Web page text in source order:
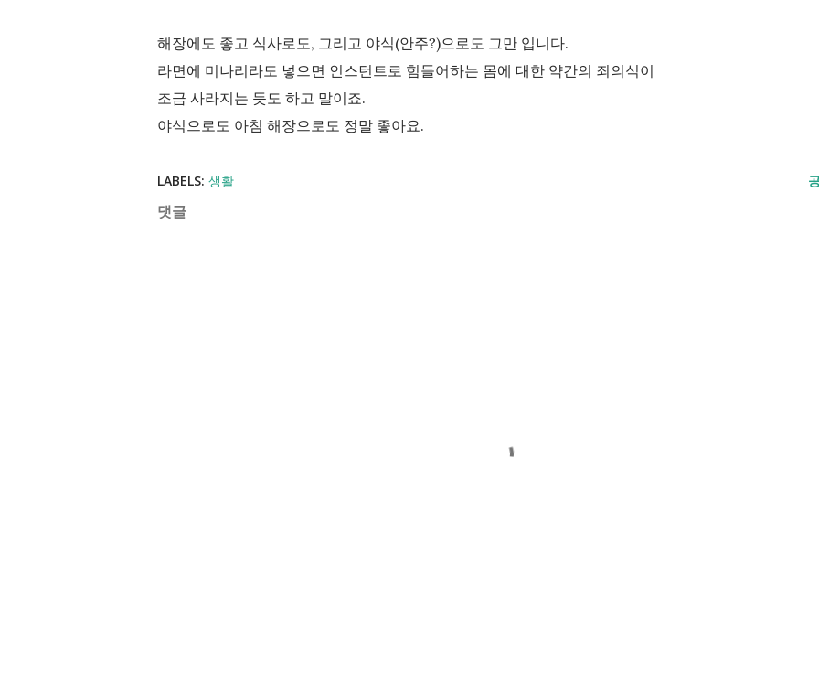
해장에도 좋고 식사로도, 그리고 야식(안주?)으로도 그만 입니다.
라면에 미나리라도 넣으면 인스턴트로 힘들어하는 몸에 대한 약간의 죄의식이
조금 사라지는 듯도 하고 말이죠.
야식으로도 아침 해장으로도 정말 좋아요.
LABELS: 생활
댓글